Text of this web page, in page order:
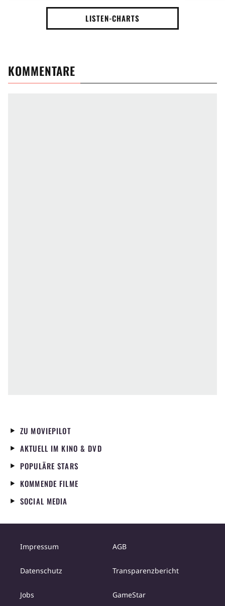
LISTEN-CHARTS
KOMMENTARE
ZU MOVIEPILOT
AKTUELL IM KINO & DVD
POPULÄRE STARS
KOMMENDE FILME
SOCIAL MEDIA
Impressum AGB
Datenschutz Transparenzbericht
Jobs GameStar